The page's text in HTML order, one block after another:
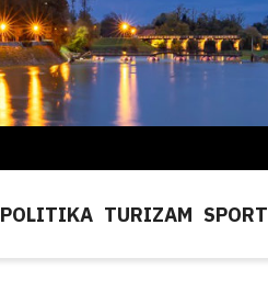
POLITIKA TURIZAM SPORT